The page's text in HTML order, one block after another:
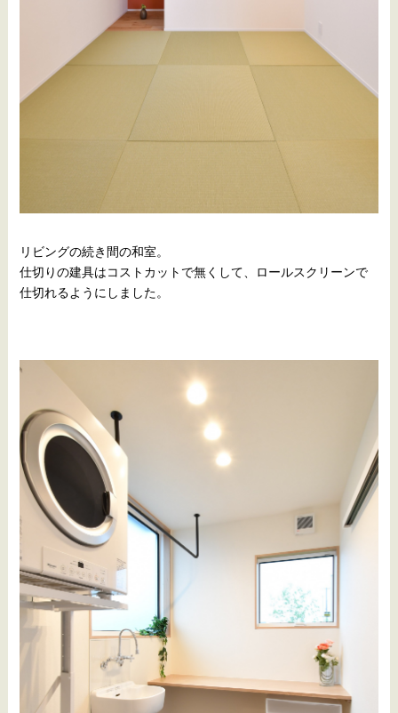
リビングの続き間の和室。
仕切りの建具はコストカットで無くして、ロールスクリーンで
仕切れるようにしました。